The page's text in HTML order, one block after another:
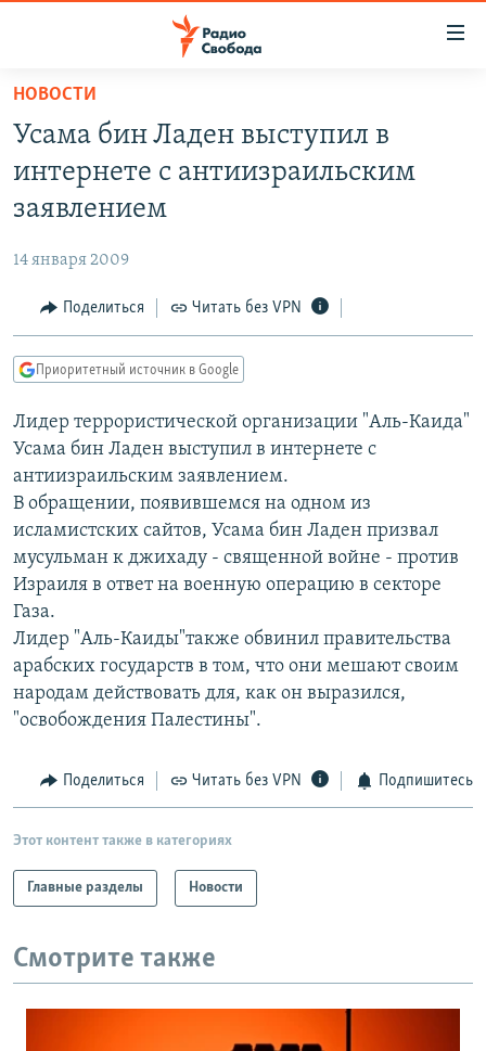
упрощенного
доступа
основному
Вернутся
Вернутся
поиску
ПРОГРАММЫ
АВТОРСКИЕ ПРОЕКТЫ
МНЕНИЯ
КУЛЬТУРА
КАВКАЗ.РЕАЛИИ
СЕВЕР.РЕАЛИИ
СИБИРЬ.РЕАЛИИ
РАСПИСАНИЕ ВЕЩАНИЯ
ПОДПИШИТЕСЬ НА РАССЫЛКУ
СОЦИАЛЬНЫЕ СЕТИ
НОВОСТИ
Усама бин Ладен выступил в
интернете с антиизраильским
заявлением
14 января 2009
Поделиться Читать без VPN
Приоритетный источник в Google
Лидер террористической организации "Аль-Каида"
Усама бин Ладен выступил в интернете с
антиизраильским заявлением.
В обращении, появившемся на одном из
исламистских сайтов, Усама бин Ладен призвал
мусульман к джихаду - священной войне - против
Израиля в ответ на военную операцию в секторе
Газа.
Лидер "Аль-Каиды"также обвинил правительства
арабских государств в том, что они мешают своим
народам действовать для, как он выразился,
"освобождения Палестины".
Поделиться Читать без VPN Подпишитесь
Этот контент также в категориях
Главные разделы Новости
Смотрите также